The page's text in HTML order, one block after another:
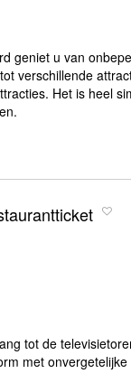
geniet u van
verschillende
Het is heel
tot de
met